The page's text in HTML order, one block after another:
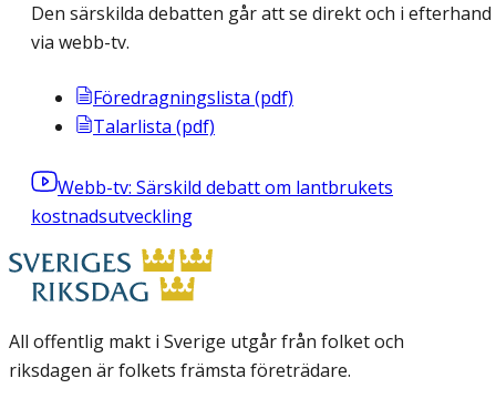
Den särskilda debatten går att se direkt och i efterhand
via webb-tv.
Föredragningslista (pdf)
Talarlista (pdf)
Webb-tv: Särskild debatt om lantbrukets
kostnadsutveckling
All offentlig makt i Sverige utgår från folket och
riksdagen är folkets främsta företrädare.